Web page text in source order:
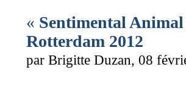
« Sentimental Animal
Rotterdam 2012
par Brigitte Duzan, 08